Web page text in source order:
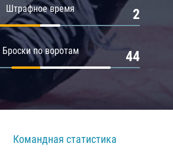
Штрафное время 2
Броски по воротам 44
Командная статистика